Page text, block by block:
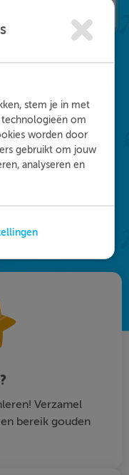
voor
?
naar starters in
daarbij vast: je
bent. Vind
solliciteer!
Verzamel
bereik gouden
stem je in met
technologieën om
worden door
gebruikt om jouw
analyseren en